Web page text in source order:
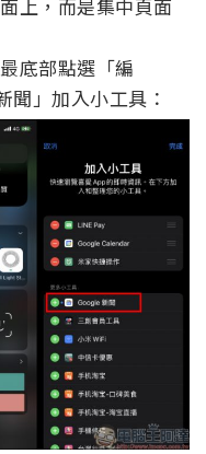
上，而是集中頁面
底部點選「編
」加入小工具：